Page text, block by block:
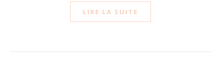
LIRE LA SUITE